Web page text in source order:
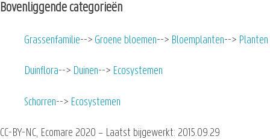
Bovenliggende categorieën
Grassenfamilie Groene bloemen Bloemplanten Planten
Duinflora Duinen Ecosystemen
Schorren Ecosystemen
CC-BY-NC, Ecomare 2020 – Laatst bijgewerkt: 2015.09.29